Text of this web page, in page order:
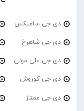
دی جی سامیکس
دی جی شاهرخ
دی جی علی مولی
دی جی کوروش
دی جی ممتاز